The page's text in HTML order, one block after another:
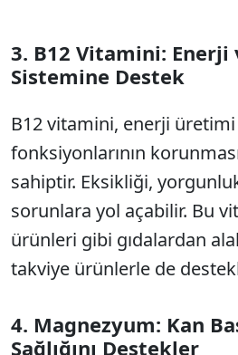
3. B12 Vitamini: Enerji
Sistemine Destek
B12 vitamini, enerji
fonksiyonlarının
sahiptir. Eksikliği,
sorunlara yol açabilir. Bu
ürünleri gibi gıdalardan
takviye ürünlerle de
4. Magnezyum: Kan
Sağlığını Destekler